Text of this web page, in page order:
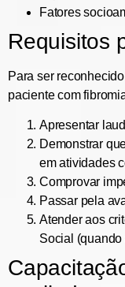
Fatores
Requisitos
Para ser
paciente com
Apresentar
Demonstrar
em atividades
Comprovar
Passar pela
Atender aos
Social